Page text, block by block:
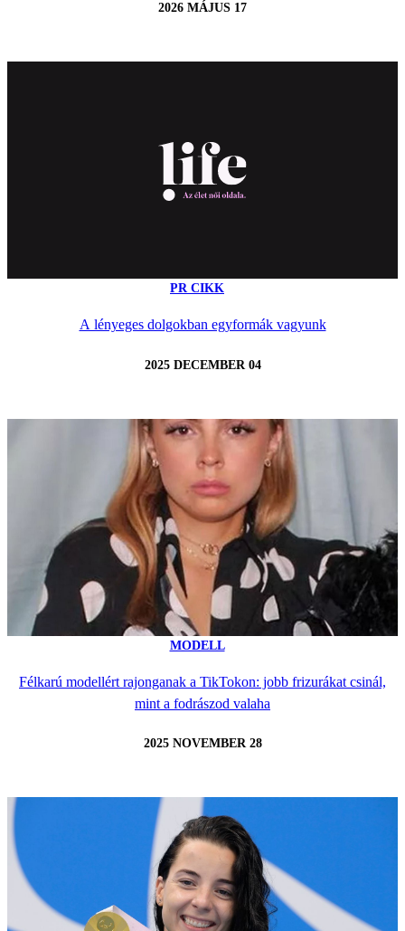
2026 MÁJUS 17
PR CIKK
A lényeges dolgokban egyformák vagyunk
2025 DECEMBER 04
MODELL
Félkarú modellért rajonganak a TikTokon: jobb frizurákat csinál,
mint a fodrászod valaha
2025 NOVEMBER 28